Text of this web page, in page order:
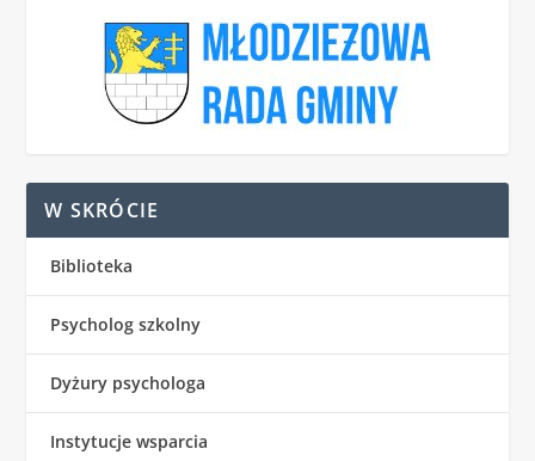
W SKRÓCIE
Biblioteka
Psycholog szkolny
Dyżury psychologa
Instytucje wsparcia